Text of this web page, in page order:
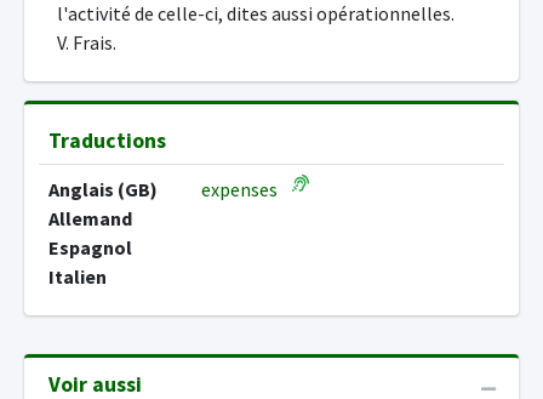
l'activité de celle-ci, dites aussi opérationnelles.
V. Frais.
Traductions
Anglais (GB)
expenses
Allemand
Espagnol
Italien
Voir aussi